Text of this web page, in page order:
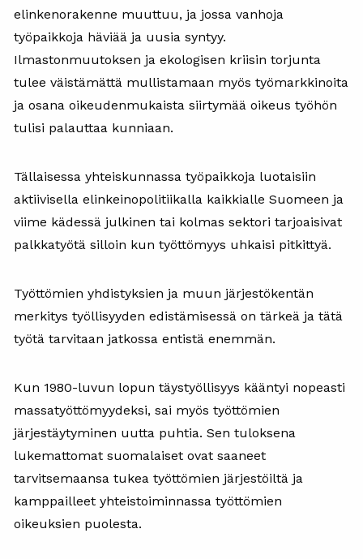
elinkenorakenne muuttuu, ja jossa vanhoja
työpaikkoja häviää ja uusia syntyy.
Ilmastonmuutoksen ja ekologisen kriisin torjunta
tulee väistämättä mullistamaan myös työmarkkinoita
ja osana oikeudenmukaista siirtymää oikeus työhön
tulisi palauttaa kunniaan.
Tällaisessa yhteiskunnassa työpaikkoja luotaisiin
aktiivisella elinkeinopolitiikalla kaikkialle Suomeen ja
viime kädessä julkinen tai kolmas sektori tarjoaisivat
palkkatyötä silloin kun työttömyys uhkaisi pitkittyä.
Työttömien yhdistyksien ja muun järjestökentän
merkitys työllisyyden edistämisessä on tärkeä ja tätä
työtä tarvitaan jatkossa entistä enemmän.
Kun 1980-luvun lopun täystyöllisyys kääntyi nopeasti
massatyöttömyydeksi, sai myös työttömien
järjestäytyminen uutta puhtia. Sen tuloksena
lukemattomat suomalaiset ovat saaneet
tarvitsemaansa tukea työttömien järjestöiltä ja
kamppailleet yhteistoiminnassa työttömien
oikeuksien puolesta.